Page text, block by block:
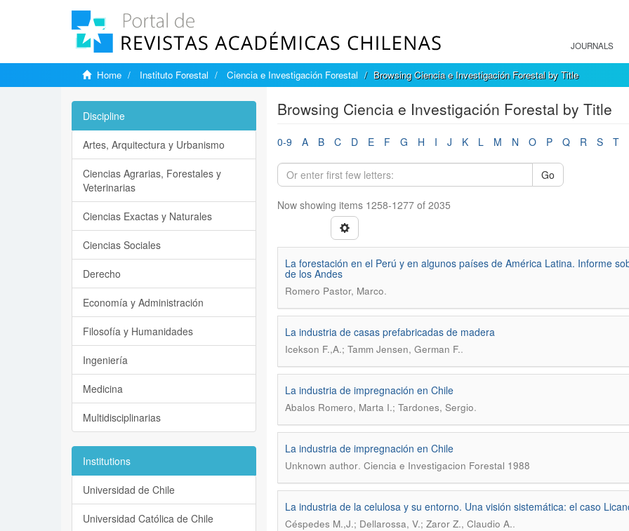
JOURNALS
Home Instituto Forestal Ciencia e Investigación Forestal Browsing Ciencia e Investigación Forestal by Title
Browsing Ciencia e Investigación Forestal by Title
0-9 A B C D E F G H I J K L M N O P Q R S T
Go
Now showing items 1258-1277 of 2035
La forestación en el Perú y en algunos países de América Latina. Informe
de los Andes
Romero Pastor, Marco.
La industria de casas prefabricadas de madera
Icekson F.,A.; Tamm Jensen, German F..
La industria de impregnación en Chile
Abalos Romero, Marta I.; Tardones, Sergio.
La industria de impregnación en Chile
Unknown author. Ciencia e Investigacion Forestal 1988
La industria de la celulosa y su entorno. Una visión sistemática: el caso
Céspedes M.,J.; Dellarossa, V.; Zaror Z., Claudio A..
Discipline
Artes, Arquitectura y Urbanismo
Ciencias Agrarias, Forestales y
Veterinarias
Ciencias Exactas y Naturales
Ciencias Sociales
Derecho
Economía y Administración
Filosofía y Humanidades
Ingeniería
Medicina
Multidisciplinarias
Institutions
Universidad de Chile
Universidad Católica de Chile